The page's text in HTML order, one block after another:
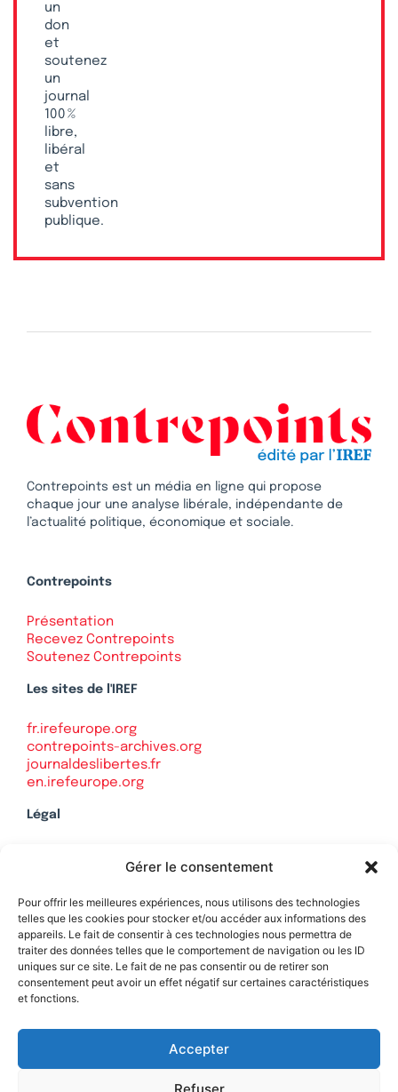
Gérer le consentement
Pour offrir les meilleures expériences, nous utilisons des technologies
telles que les cookies pour stocker et/ou accéder aux informations des
appareils. Le fait de consentir à ces technologies nous permettra de
traiter des données telles que le comportement de navigation ou les ID
uniques sur ce site. Le fait de ne pas consentir ou de retirer son
consentement peut avoir un effet négatif sur certaines caractéristiques
et fonctions.
Accepter
Refuser
un
don
et
soutenez
un
journal
100 %
libre,
libéral
et
sans
subvention
publique.
Contrepoints est un média en ligne qui propose
chaque jour une analyse libérale, indépendante de
l’actualité politique, économique et sociale.
Contrepoints
Présentation
Recevez Contrepoints
Soutenez Contrepoints
Les sites de l'IREF
fr.irefeurope.org
contrepoints-archives.org
journaldeslibertes.fr
en.irefeurope.org
Légal
Politique de confidentialité
Contact
Soutenez Contrepoints